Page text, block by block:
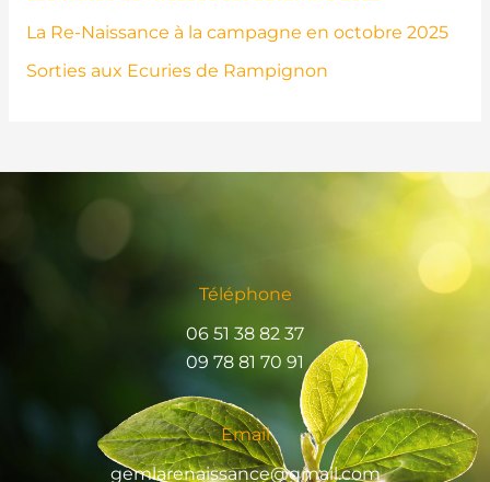
La Re-Naissance à la campagne en octobre 2025
Sorties aux Ecuries de Rampignon
Téléphone
06 51 38 82 37
09 78 81 70 91
Email
gemlarenaissance@gmail.com